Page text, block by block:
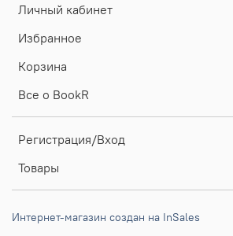
Личный кабинет
Избранное
Корзина
Все о BookR
Регистрация/Вход
Товары
Интернет-магазин создан на InSales